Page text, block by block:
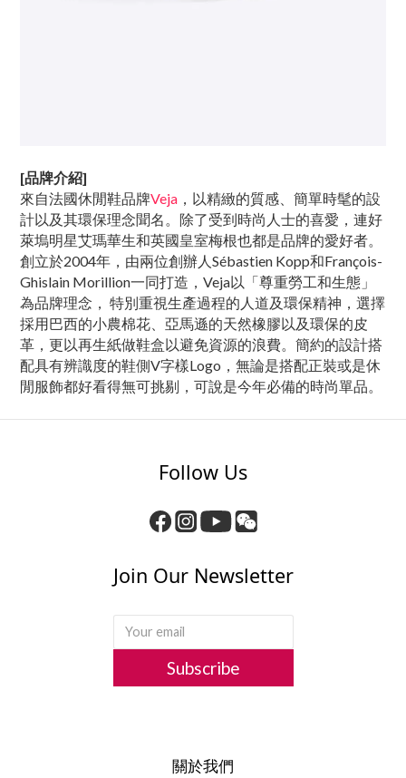
[品牌介紹]
來自法國休閒鞋品牌Veja ，以精緻的質感、簡單時髦的設
計以及其環保理念聞名。除了受到時尚人士的喜愛，連好
萊塢明星艾瑪華生和英國皇室梅根也都是品牌的愛好者。
創立於2004年，由兩位創辦人Sébastien Kopp和François-
Ghislain Morillion一同打造，Veja以「尊重勞工和生態」
為品牌理念， 特別重視生產過程的人道及環保精神，選擇
採用巴西的小農棉花、亞馬遜的天然橡膠以及環保的皮
革，更以再生紙做鞋盒以避免資源的浪費。簡約的設計搭
配具有辨識度的鞋側V字樣Logo，無論是搭配正裝或是休
閒服飾都好看得無可挑剔，可說是今年必備的時尚單品。
Follow Us
Join Our Newsletter
Subscribe
關於我們